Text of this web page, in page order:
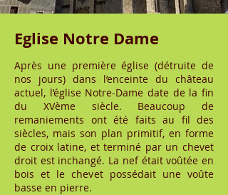
Eglise Notre Dame
Après une première église (détruite de
nos jours) dans l’enceinte du château
actuel, l’église Notre-Dame date de la fin
du XVème siècle. Beaucoup de
remaniements ont été faits au fil des
siècles, mais son plan primitif, en forme
de croix latine, et terminé par un chevet
droit est inchangé. La nef était voûtée en
bois et le chevet possédait une voûte
basse en pierre.